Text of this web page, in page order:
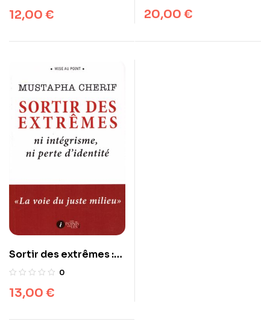
12,00 €
alternative ?
20,00 €
Sortir des extrêmes :
Ni intégrisme, ni perte
0
13,00 €